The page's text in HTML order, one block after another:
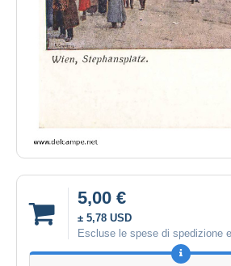
5,00 €
± 5,78 USD
Escluse le spese di spedizione